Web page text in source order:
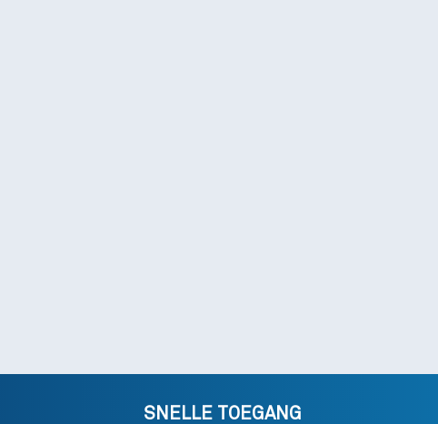
SNELLE TOEGANG